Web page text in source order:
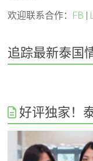
欢迎联系合作： FB |
追踪最新泰国
好评独家！